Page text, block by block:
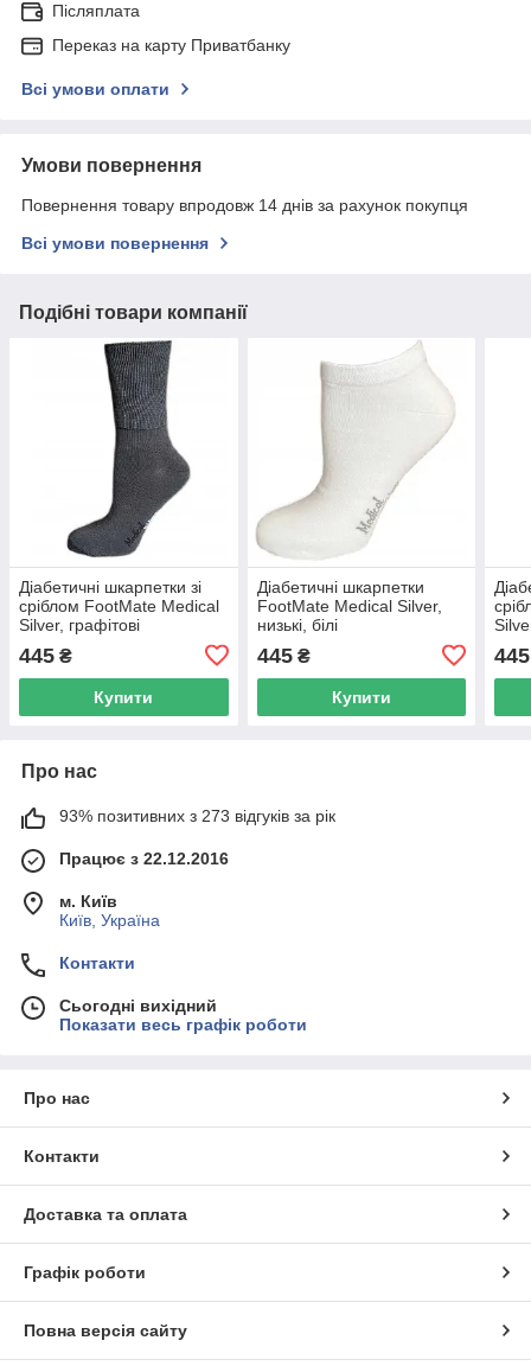
Післяплата
Переказ на карту Приватбанку
Всі умови оплати
Умови повернення
Повернення товару впродовж 14 днів за рахунок покупця
Всі умови повернення
Подібні товари компанії
Діабетичні шкарпетки зі
сріблом FootMate Medical
Silver, графітові
445 ₴
Купити
Діабетичні шкарпетки
FootMate Medical Silver,
низькі, білі
445₴
Купити
445
Про нас
93% позитивних з 273 відгуків за рік
Працює з 22.12.2016
м. Київ
Київ, Україна
Контакти
Сьогодні вихідний
Показати весь графік роботи
Про нас
Контакти
Доставка та оплата
Графік роботи
Повна версія сайту